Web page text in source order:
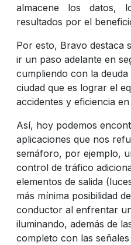
almacene los datos,
resultados por el
Por esto, Bravo destaca
ir un paso adelante en
cumpliendo con la
ciudad que es lograr el
accidentes y eficiencia
Así, hoy podemos
aplicaciones que nos
semáforo, por ejemplo,
control de tráfico
elementos de salida
más mínima posibilidad
conductor al enfrentar
iluminando, además de
completo con las